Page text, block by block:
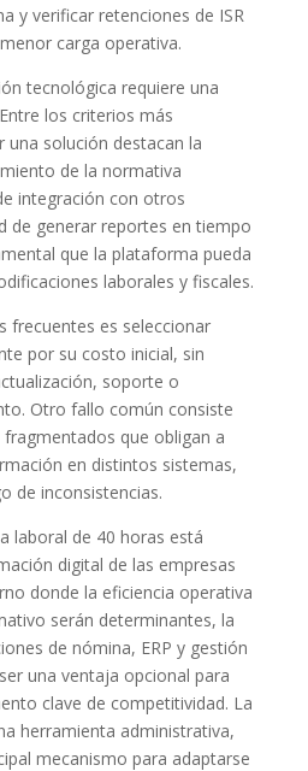
y verificar retenciones de ISR
carga operativa.
tecnológica requiere una
los criterios más
solución destacan la
de la normativa
integración con otros
de generar reportes en tiempo
que la plataforma pueda
laborales y fiscales.
frecuentes es seleccionar
por su costo inicial, sin
soporte o
Otro fallo común consiste
que obligan a
en distintos sistemas,
de inconsistencias.
laboral de 40 horas está
digital de las empresas
donde la eficiencia operativa
serán determinantes, la
de nómina, ERP y gestión
una ventaja opcional para
clave de competitividad. La
herramienta administrativa,
mecanismo para adaptarse